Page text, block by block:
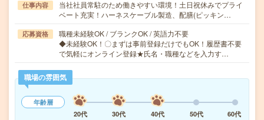
仕事内容
当社社員常駐のため働きやすい環境！土日祝休みでプライ
ベート充実！ハーネスケーブル製造、配膳(ピッキン…
応募資格
職種未経験OK / ブランクOK / 英語力不要
◆未経験OK！〇まずは事前登録だけでもOK！履歴書不要
で気軽にオンライン登録★氏名・職種などを入力す…
職場の雰囲気
年齢層
20代
30代 40代 50代 60代